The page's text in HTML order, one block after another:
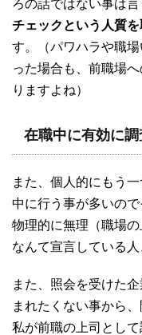
ろの話ではない事は
チェックという人質
す。（パワハラや職
った場合も、前職場
りますよね）
在職中に有効に
また、個人的にもう
中に行う事が多いの
物理的に無理（職場
なんて宣言している
また、照会を受けた
まれたくない事から
私が前職の上司とし